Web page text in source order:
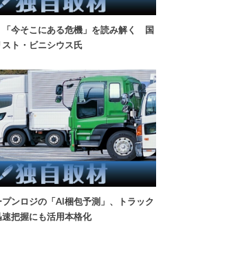
「今そこにある危機」を読み解く 国
ト・ビニシウス氏
プンロジの「AI梱包予測」、トラック
把握にも活用本格化